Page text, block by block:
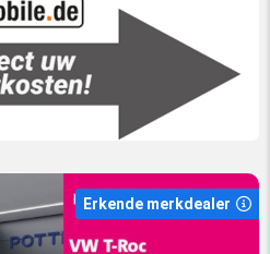
Erkende merkdealer